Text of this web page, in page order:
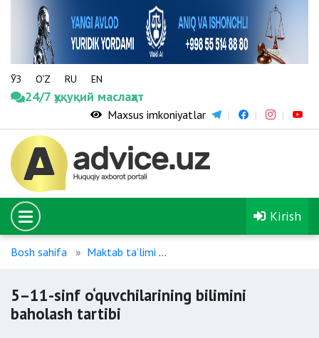
ЎЗ O‘Z RU EN
24/7 ҳуқуқий маслаҳат
Maxsus imkoniyatlar
Kirish
Bosh sahifa Maktab ta’limi
5–11-sinf o‘quvchilarining bilimini
baholash tartibi